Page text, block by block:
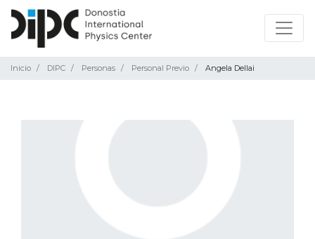
Inicio DIPC Personas Personal Previo Angela Dellai